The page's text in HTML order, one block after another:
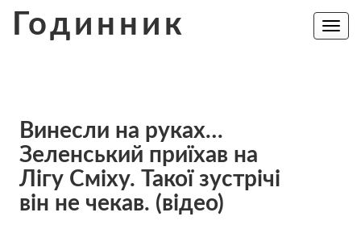
Годинник
Toggle
Винесли на руках…
Зеленський приїхав на
Лігу Сміху. Такої зустрічі
він не чекав. (відео)